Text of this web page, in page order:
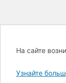
На сайте
Узнайте